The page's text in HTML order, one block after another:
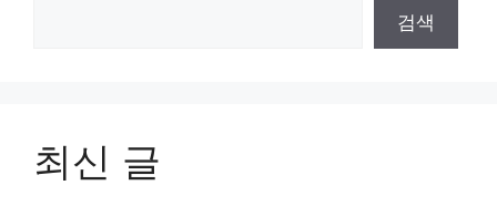
검색
최신 글